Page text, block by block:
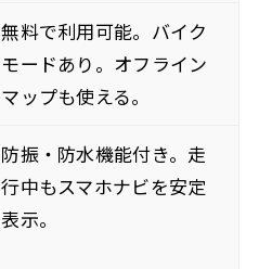
無料で利用可能。バイク
モードあり。オフライン
マップも使える。
防振・防水機能付き。走
行中もスマホナビを安定
表示。